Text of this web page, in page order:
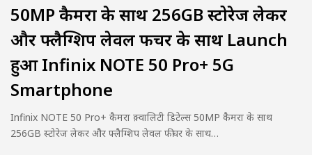
50MP कैमरा के साथ 256GB स्टोरेज लेकर
और फ्लैग्शिप लेवल फीचर के साथ Launch
हुआ Infinix NOTE 50 Pro+ 5G
Smartphone
Infinix NOTE 50 Pro+ कैमरा क़्वालिटी डिटेल्स 50MP कैमरा के साथ
256GB स्टोरेज लेकर और फ्लैग्शिप लेवल फीचर के साथ…